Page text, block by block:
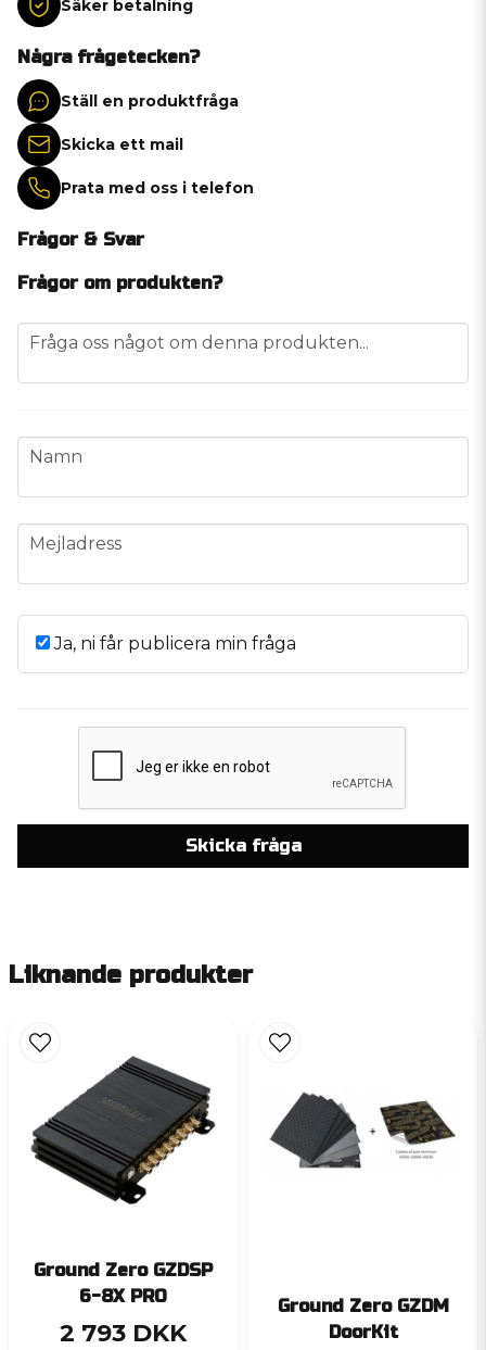
Säker betalning
Några frågetecken?
Ställ en produktfråga
Skicka ett mail
Prata med oss i telefon
Frågor & Svar
Frågor om produkten?
question
Fråga oss något om denna produkten...
name
Namn
email
Mejladress
Ja, ni får publicera min fråga
Skicka fråga
Liknande produkter
Ground Zero GZDSP
6-8X PRO
2 793 DKK
Ground Zero GZDM
DoorKit